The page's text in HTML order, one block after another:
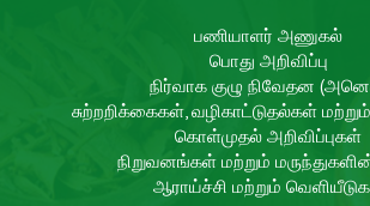
பணியாளர் அணுகல்
பொது அறிவிப்பு
நிர்வாக குழு நிவேதன
சுற்றறிக்கைகள், வழிகாட்டுதல்கள்
கொள்முதல் அறிவிப்புகள்
நிறுவனங்கள் மற்றும் மருந்துகளின்
ஆராய்ச்சி மற்றும்